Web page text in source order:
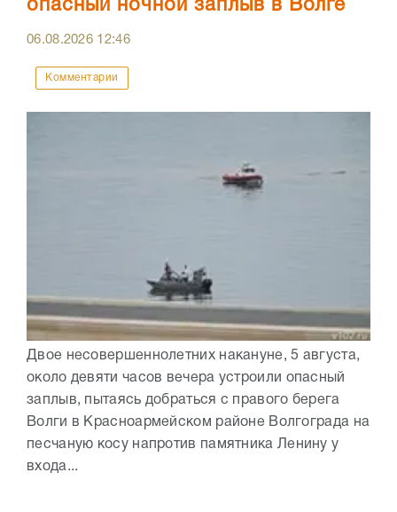
опасный ночной заплыв в Волге
06.08.2026 12:46
Комментарии
Двое несовершеннолетних накануне, 5 августа,
около девяти часов вечера устроили опасный
заплыв, пытаясь добраться с правого берега
Волги в Красноармейском районе Волгограда на
песчаную косу напротив памятника Ленину у
входа...